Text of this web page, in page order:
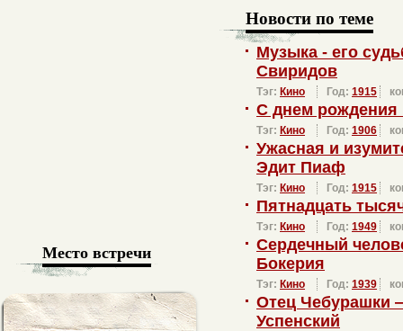
Новости по теме
Музыка - его
Свиридов
Тэг: Кино Год: 1915
С днем
Тэг: Кино Год: 1906
Ужасная и
Эдит Пиаф
Тэг: Кино Год: 1915
Пятнадцать
Тэг: Кино Год: 1949
Сердечный
Бокерия
Тэг: Кино Год: 1939
Отец Чебурашки
Успенский
Место встречи